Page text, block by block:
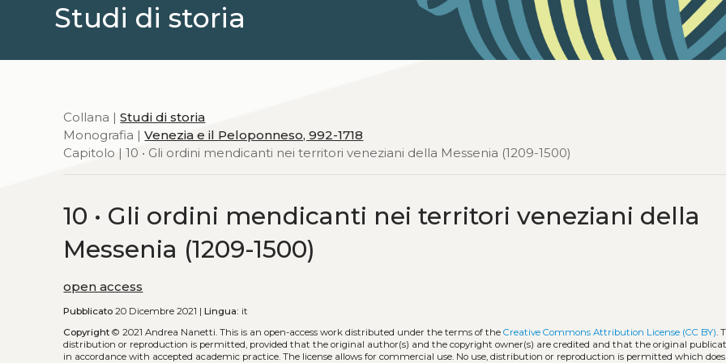
Studi di storia
Collana |Studi di storia
Monografia |Venezia e il Peloponneso, 992-1718
Capitolo | 10 • Gli ordini mendicanti nei territori veneziani della Messenia (1209-1500)
10 • Gli ordini mendicanti nei territori veneziani della
Messenia (1209-1500)
open access
Pubblicato 20 Dicembre 2021 |Lingua: it
Copyright © 2021 Andrea Nanetti.This is an open-access work distributed under the terms of theCreative Commons Attribution License (CC BY).
distribution or reproduction is permitted, provided that the original author(s) and the copyright owner(s) are credited and that the original
in accordance with accepted academic practice. The license allows for commercial use. No use, distribution or reproduction is permitted which